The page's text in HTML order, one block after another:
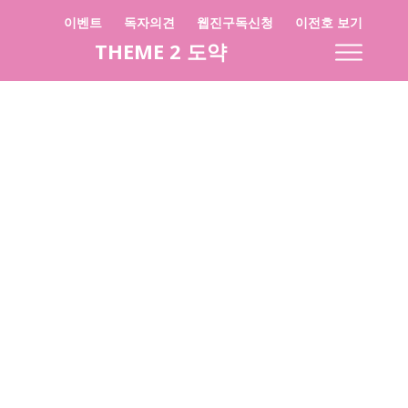
이벤트 독자의견 웹진구독신청 이전호 보기
THEME 2 도약